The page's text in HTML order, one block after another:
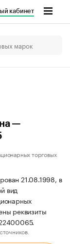
кабинет
—
торговых
21.08.1998, в
вид
реквизиты